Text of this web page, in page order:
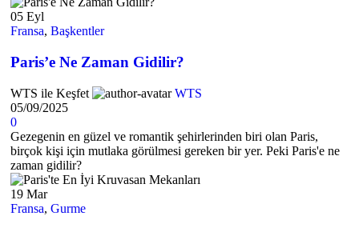
05 Eyl
Fransa, Başkentler
Paris’e Ne Zaman Gidilir?
WTS ile Keşfet
WTS
05/09/2025
0
Gezegenin en güzel ve romantik şehirlerinden biri olan Paris,
birçok kişi için mutlaka görülmesi gereken bir yer. Peki Paris'e ne
zaman gidilir?
19 Mar
Fransa, Gurme